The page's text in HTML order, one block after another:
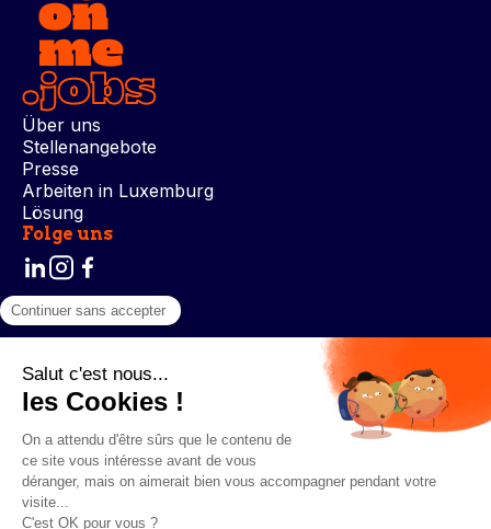
Über uns
Stellenangebote
Presse
Arbeiten in Luxemburg
Lösung
Folge uns
Allgemeine Geschäftsbedingungen